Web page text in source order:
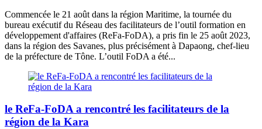
Commencée le 21 août dans la région Maritime, la tournée du
bureau exécutif du Réseau des facilitateurs de l’outil formation en
développement d'affaires (ReFa-FoDA), a pris fin le 25 août 2023,
dans la région des Savanes, plus précisément à Dapaong, chef-lieu
de la préfecture de Tône. L’outil FoDA a été...
le ReFa-FoDA a rencontré les facilitateurs de la
région de la Kara